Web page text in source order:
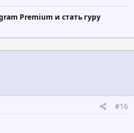
Premium и стать гуру
#16